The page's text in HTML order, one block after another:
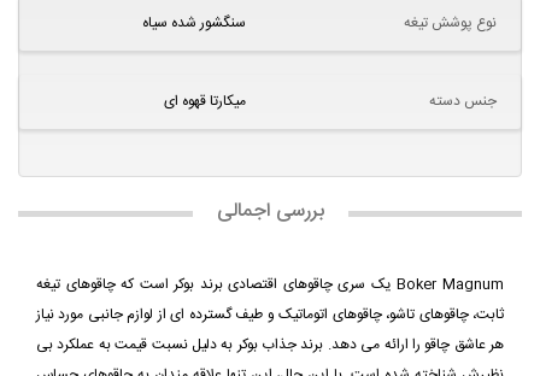
نوع پوشش تیغه سنگشور شده سیاه
جنس دسته میکارتا قهوه ای
بررسی اجمالی
Boker Magnum یک سری چاقوهای اقتصادی برند بوکر است که چاقوهای تیغه
ثابت، چاقوهای تاشو، چاقوهای اتوماتیک و طیف گسترده ای از لوازم جانبی مورد نیاز
هر عاشق چاقو را ارائه می دهد. برند جذاب بوکر به دلیل نسبت قیمت به عملکرد بی